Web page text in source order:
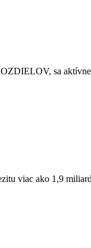
sa aktívne
viac ako 1,9